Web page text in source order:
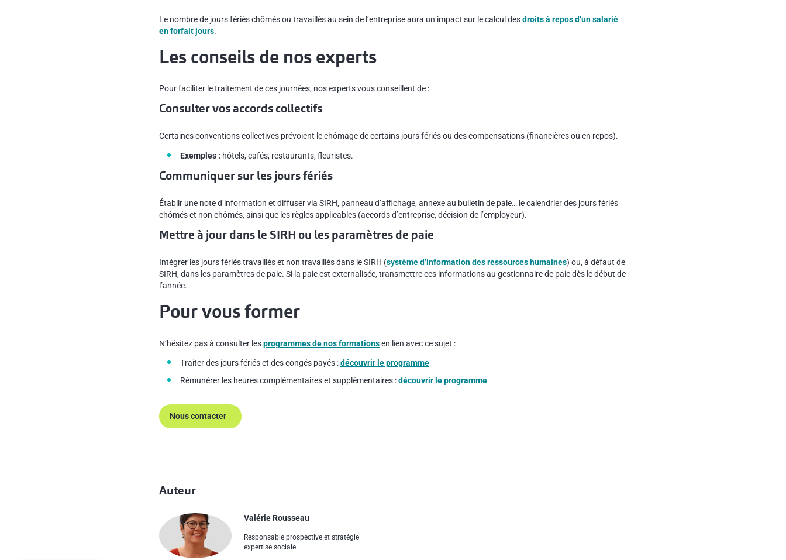
Le nombre de jours fériés chômés ou travaillés au sein de l’entreprise aura un impact sur le calcul desdroits à repos d’un salarié
en forfait jours.
Les conseils de nos experts
Pour faciliter le traitement de ces journées, nos experts vous conseillent de :
Consulter vos accords collectifs
Certaines conventions collectives prévoient le chômage de certains jours fériés ou des compensations (financières ou en repos).
Exemples : hôtels, cafés, restaurants, fleuristes.
Communiquer sur les jours fériés
Établir une note d’information et diffuser via SIRH, panneau d’affichage, annexe au bulletin de paie… le calendrier des jours fériés
chômés et non chômés, ainsi que les règles applicables (accords d’entreprise, décision de l’employeur).
Mettre à jour dans le SIRH ou les paramètres de paie
Intégrer les jours fériés travaillés et non travaillés dans le SIRH (système d’information des ressources humaines) ou, à défaut de
SIRH, dans les paramètres de paie. Si la paie est externalisée, transmettre ces informations au gestionnaire de paie dès le début de
l’année.
Pour vous former
N’hésitez pas à consulter lesprogrammes de nos formationsen lien avec ce sujet :
Traiter des jours fériés et des congés payés :découvrir le programme
Rémunérer les heures complémentaires et supplémentaires :découvrir le programme
Nous contacter
Auteur
Valérie Rousseau
Responsable prospective et stratégie
expertise sociale